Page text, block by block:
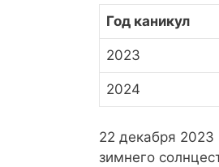
Год каникул
2023
2024
22 декабря 2023
зимнего